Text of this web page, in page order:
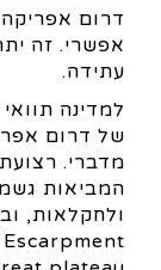
דרום
אפשרי. זה
עתידה.
למדינה
של דרום
מדברי.
המביאות
ולחקלאות,